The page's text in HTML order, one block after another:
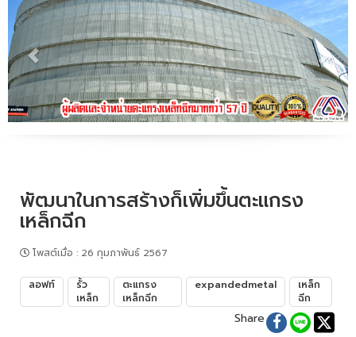
พัฒนาในการสร้างก็เพิ่มขึ้นตะแกรง
เหล็กฉีก
โพสต์เมื่อ : 26 กุมภาพันธ์ 2567
ลอฟท์
รั้ว
เหล็ก
ตะแกรง
เหล็กฉีก
expandedmetal
เหล็ก
ฉีก
Share